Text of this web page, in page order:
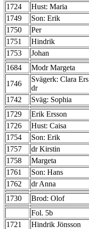
1724
Hust: Maria
1749
Son: Erik
1750
Per
1751
Hindrik
1753
Johan
1684
Modr Margeta
1746
Svägerk: Clara Ers
dr
1742
Sväg: Sophia
1729
Erik Ersson
1726
Hust: Caisa
1754
Son: Erik
1757
dr Kirstin
1758
Margeta
1761
Son: Hans
1762
dr Anna
1730
Brod: Olof
Fol. 5b
1721
Hindrik Jönsson